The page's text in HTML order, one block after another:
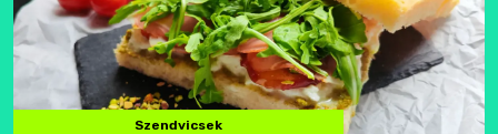
Szendvicsek